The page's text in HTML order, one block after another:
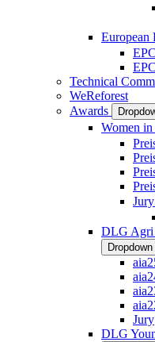
European
Technical
WeReforest
Awards
Women
Jury
DLG Agri
Jury
DLG